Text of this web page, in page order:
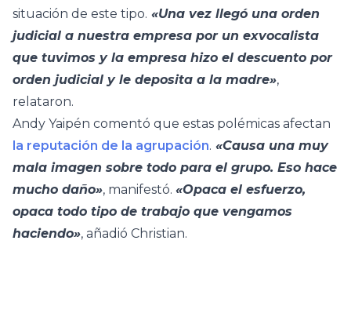
situación de este tipo. «Una vez llegó una orden
judicial a nuestra empresa por un exvocalista
que tuvimos y la empresa hizo el descuento por
orden judicial y le deposita a la madre»,
relataron.
Andy Yaipén comentó que estas polémicas afectan
la reputación de la agrupación. «Causa una muy
mala imagen sobre todo para el grupo. Eso hace
mucho daño», manifestó. «Opaca el esfuerzo,
opaca todo tipo de trabajo que vengamos
haciendo», añadió Christian.